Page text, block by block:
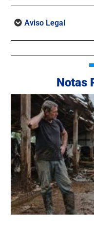
Aviso Legal
Notas